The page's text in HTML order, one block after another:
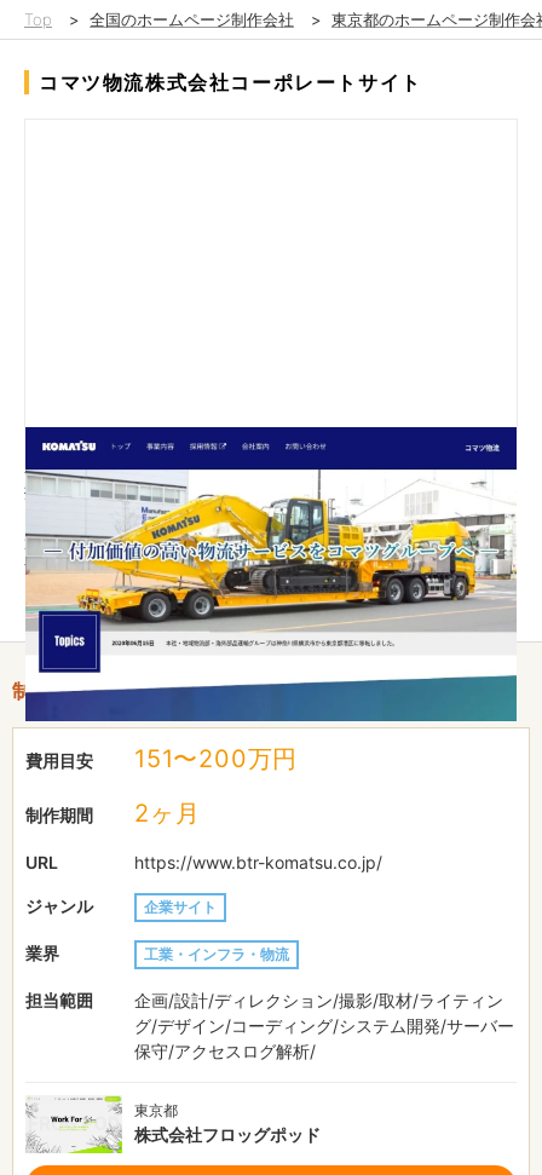
Top > 全国のホームページ制作会社 > 東京都のホームページ制作会
コマツ物流株式会社コーポレートサイト
新卒採用者をターゲットに、爽やかな色使いと迫力のある写真を
撮影し、フルリニューアルしました。
ライティングした文章の文字数と写真の配置バランスには特に気
遣をつかって、ゴミゴミしない読みやすいサイトを心がけていま
す。
スマホ用に、レスポンシブデザインに対応しています。
制作情報
費用目安 151〜200万円
制作期間 2ヶ月
URL https://www.btr-komatsu.co.jp/
ジャンル 企業サイト
業界 工業・インフラ・物流
担当範囲
企画/設計/ディレクション/撮影/取材/ライティン
グ/デザイン/コーディング/システム開発/サーバー
保守/アクセスログ解析/
東京都
株式会社フロッグポッド